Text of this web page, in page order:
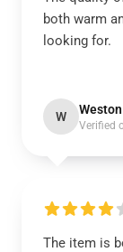
both warm
looking for.
W Weston
Verified
The item is